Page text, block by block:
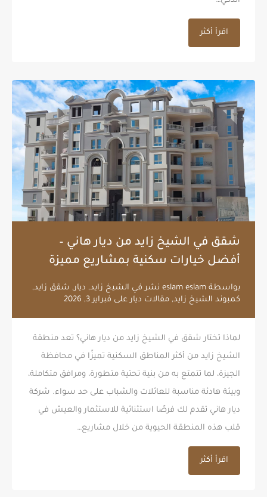
اقرأ أكثر
شقق في الشيخ زايد من ديار هاني –
أفضل خيارات سكنية بمشاريع مميزة
بواسطة eslam eslam نشر في الشيخ زايد, ديار , شقق زايد,
كمبوند الشيخ زايد, مقالات ديار على فبراير 3, 2026
لماذا تختار شقق في الشيخ زايد من ديار هاني؟ تعد منطقة
الشيخ زايد من أكثر المناطق السكنية تميزًا في محافظة
الجيزة، لما تتمتع به من بنية تحتية متطورة، ومرافق متكاملة،
وبيئة هادئة مناسبة للعائلات والشباب على حد سواء. شركة
ديار هاني تقدم لك فرصًا استثنائية للاستثمار والعيش في
قلب هذه المنطقة الحيوية من خلال مشاريع…
اقرأ أكثر